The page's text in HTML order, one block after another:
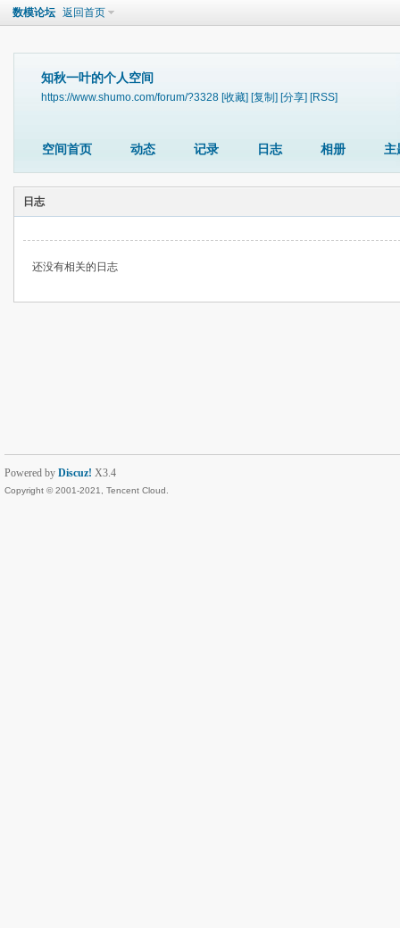
数模论坛 返回首页
知秋一叶的个人空间
https://www.shumo.com/forum/?3328 [收藏] [复制] [分享] [RSS]
空间首页 动态 记录 日志 相册 主
日志
还没有相关的日志
Powered by Discuz! X3.4
Copyright © 2001-2021, Tencent Cloud.